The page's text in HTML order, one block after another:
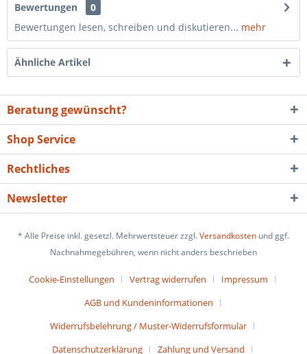
Bewertungen
0
Bewertungen lesen, schreiben und diskutieren... mehr
Ähnliche Artikel
Beratung gewünscht?
Shop Service
Rechtliches
Newsletter
* Alle Preise inkl. gesetzl. Mehrwertsteuer zzgl.Versandkosten und ggf.
Nachnahmegebühren, wenn nicht anders beschrieben
Cookie-Einstellungen Vertrag widerrufen
Impressum
AGB und Kundeninformationen
Widerrufsbelehrung / Muster-Widerrufsformular
Datenschutzerklärung
Zahlung und Versand